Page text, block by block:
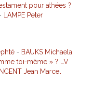
pour athées ?
LAMPE Peter
- BAUKS Michaela
toi-même » ? LV
Jean Marcel